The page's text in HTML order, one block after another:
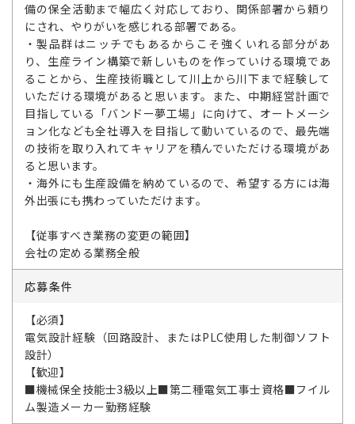
備の保全活動まで幅広く対応しており、関係部署から頼り
にされ、やりがいを感じれる部署である。
・製品群はニッチでもあるからこそ強くいれる部分があ
り、生産ライン構築で新しいものを作っていける環境であ
ることから、生産技術職として川上から川下まで経験して
いただける環境があると思います。また、中期経営計画で
目指している「バンドー夢工場」に向けて、オートメーシ
ョン化なども全社導入を目指して動いているので、最先端
の技術を取り入れてキャリアを積んでいただける環境があ
ると思います。
・海外にも生産設備を納めているので、希望する方には海
外出張にも携わっていただけます。
【従事すべき業務の変更の範囲】
会社の定める業務全般
応募条件
【必須】
電気設計経験（回路設計、またはPLC使用した制御ソフト
設計）
【歓迎】
■機械保全技能士3級以上■第二種電気工事士資格■フイル
ム製造メーカー勤務経験